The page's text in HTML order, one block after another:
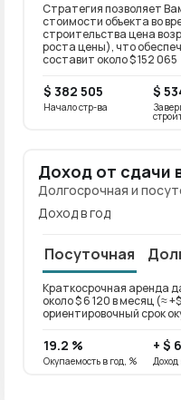
Стратегия позволяет
стоимости объекта во
строительства цена
роста цены), что
составит около $ 152 065
$ 382 505
Начало стр-ва
$
Доход от сдачи
Долгосрочная и
Доход в год
Посуточная
Краткосрочная аренда
около $ 6 120 в месяц (≈
ориентировочный срок
19.2 %
Окупаемость в год, %
+ $